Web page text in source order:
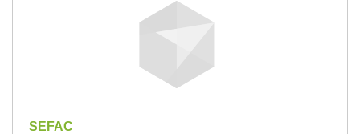
SEFAC